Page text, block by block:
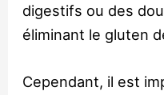
digestifs ou des
éliminant le gluten
Cependant, il est